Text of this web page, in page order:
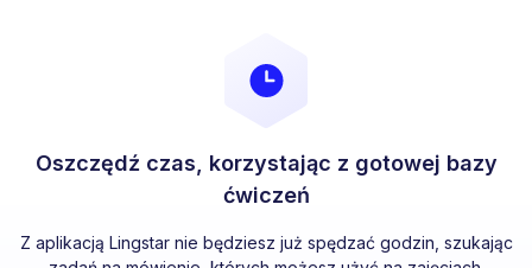
Oszczędź czas, korzystając z gotowej bazy
ćwiczeń
Z aplikacją Lingstar nie będziesz już spędzać godzin, szukając